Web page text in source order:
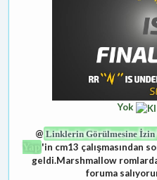
Yok
@ Linklerin Görülmesine
Yap 'in cm13 çalışmasından
geldi.Marshmallow
foruma